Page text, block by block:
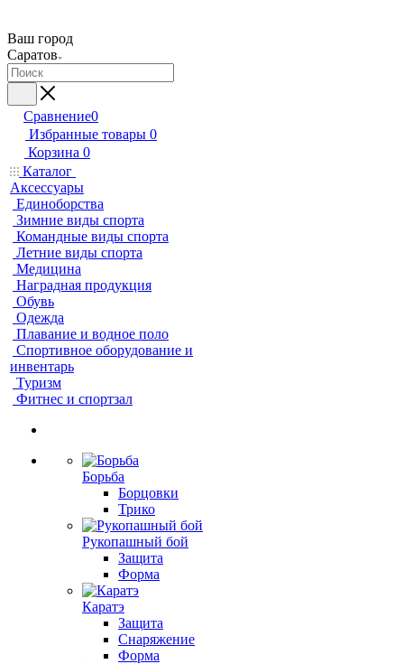
Ваш город
Саратов
Сравнение0
Избранные товары 0
Корзина 0
Каталог
Аксессуары
Единоборства
Зимние виды спорта
Командные виды спорта
Летние виды спорта
Медицина
Наградная продукция
Обувь
Одежда
Плавание и водное поло
Спортивное оборудование и
инвентарь
Туризм
Фитнес и спортзал
Борьба
Борцовки
Трико
Рукопашный бой
Защита
Форма
Каратэ
Защита
Снаряжение
Форма